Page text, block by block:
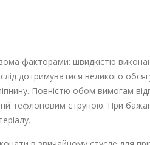
факторами: швидкістю
дотримуватися великого
Повністю обом вимогам
тефлоновим струною. При